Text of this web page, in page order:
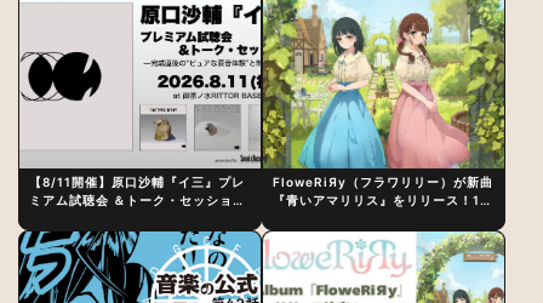
【8/11開催】原口沙輔『イ三』プレ
ミアム試聴会 ＆トーク・セッション
制作秘話
FloweRiЯy（フラワリリー）が新曲
『青いアマリリス』をリリース！1st